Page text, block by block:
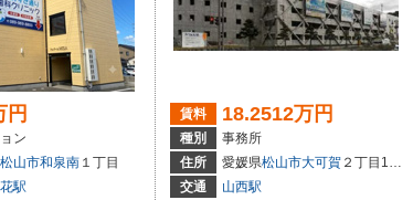
円
ン
松山市和泉南 １丁目
駅
賃料 18.2512万円
種別
事務所
住所
愛媛県松山市大可賀 ２丁目1-28
交通
山西駅